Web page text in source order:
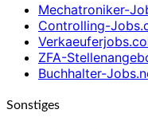
Mechatroniker-
Controlling-
ZFA-
Buchhalter-
Sonstiges